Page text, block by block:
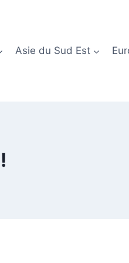
Asie du Sud Est